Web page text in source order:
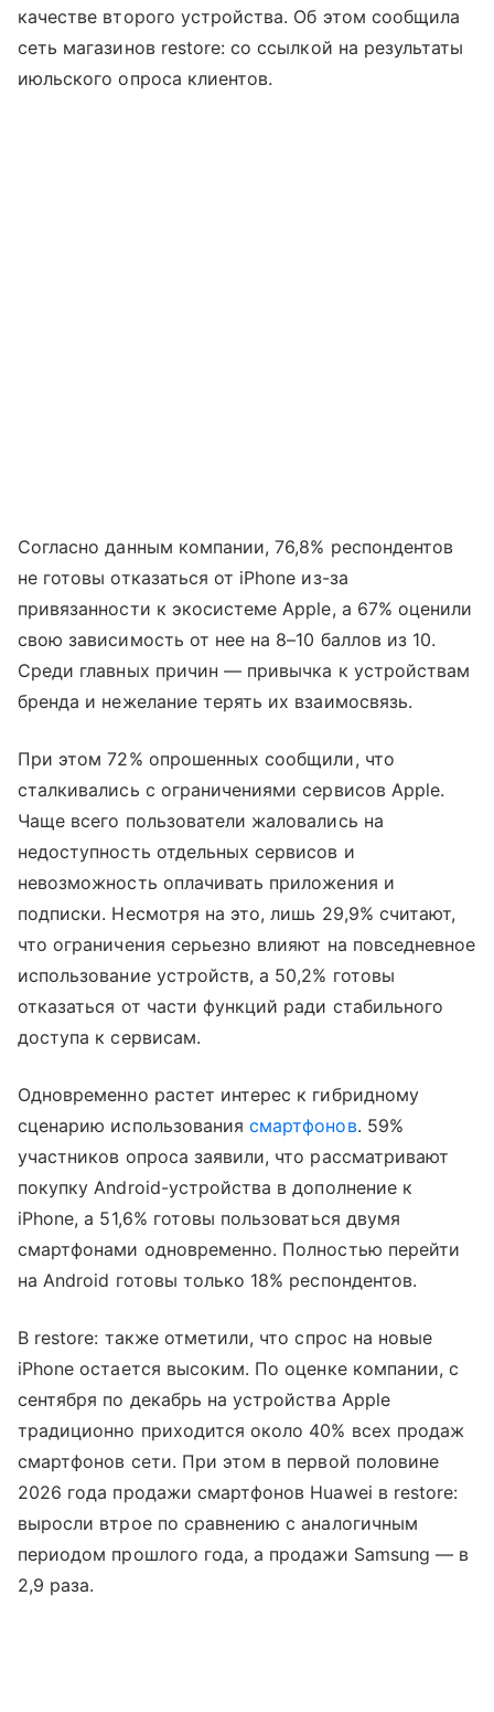
качестве второго устройства. Об этом сообщила
сеть магазинов restore: со ссылкой на результаты
июльского опроса клиентов.
Согласно данным компании, 76,8% респондентов
не готовы отказаться от iPhone из-за
привязанности к экосистеме Apple, а 67% оценили
свою зависимость от нее на 8–10 баллов из 10.
Среди главных причин — привычка к устройствам
бренда и нежелание терять их взаимосвязь.
При этом 72% опрошенных сообщили, что
сталкивались с ограничениями сервисов Apple.
Чаще всего пользователи жаловались на
недоступность отдельных сервисов и
невозможность оплачивать приложения и
подписки. Несмотря на это, лишь 29,9% считают,
что ограничения серьезно влияют на повседневное
использование устройств, а 50,2% готовы
отказаться от части функций ради стабильного
доступа к сервисам.
Одновременно растет интерес к гибридному
сценарию использованиясмартфонов. 59%
участников опроса заявили, что рассматривают
покупку Android-устройства в дополнение к
iPhone, а 51,6% готовы пользоваться двумя
смартфонами одновременно. Полностью перейти
на Android готовы только 18% респондентов.
В restore: также отметили, что спрос на новые
iPhone остается высоким. По оценке компании, с
сентября по декабрь на устройства Apple
традиционно приходится около 40% всех продаж
смартфонов сети. При этом в первой половине
2026 года продажи смартфонов Huawei в restore:
выросли втрое по сравнению с аналогичным
периодом прошлого года, а продажи Samsung — в
2,9 раза.